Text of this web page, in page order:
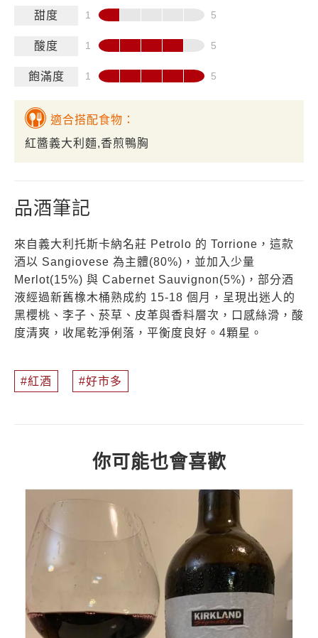
甜度
酸度
飽滿度
適合搭配食物：
紅醬義大利麵,香煎鴨胸
品酒筆記
來自義大利托斯卡納名莊 Petrolo 的 Torrione，這款
酒以 Sangiovese 為主體(80%)，並加入少量
Merlot(15%) 與 Cabernet Sauvignon(5%)，部分酒
液經過新舊橡木桶熟成約 15-18 個月，呈現出迷人的
黑櫻桃、李子、菸草、皮革與香料層次，口感絲滑，酸
度清爽，收尾乾淨俐落，平衡度良好。4顆星。
紅酒 好市多
你可能也會喜歡